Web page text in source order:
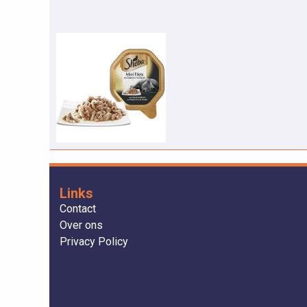
Links
Contact
Over ons
Privacy Policy